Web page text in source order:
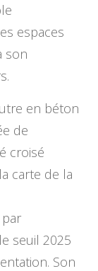
espaces
son
en béton
de
croisé
carte de la
seuil 2025
Son